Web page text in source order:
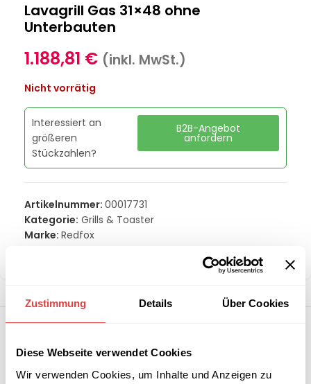
Zustimmung Details Über Cookies
Diese Webseite verwendet Cookies
Wir verwenden Cookies, um Inhalte und Anzeigen zu
Lavagrill Gas 31×48 ohne
Unterbauten
1.188,81 € (inkl. MwSt.)
Nicht vorrätig
Interessiert an
größeren
Stückzahlen?
B2B-Angebot
anfordern
Artikelnummer: 00017731
Kategorie: Grills & Toaster
Marke: Redfox